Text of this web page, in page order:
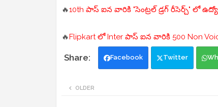
🔥10th పాస్ ఐన వారికి "సెంట్రల్ డ్రగ్ రీసెర్చ్" లో
🔥Flipkart లో Inter పాస్ ఐన వారికి 500 Non
Facebook Twitter
OLDER